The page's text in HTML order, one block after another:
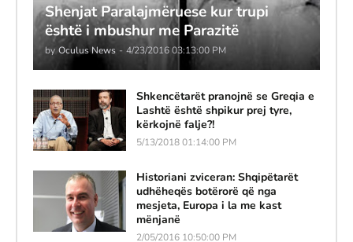
Shenjat Paralajmëruese kur trupi
është i mbushur me Parazitë
by Oculus News - 4/23/2016 03:13:00 PM
Shkencëtarët pranojnë se Greqia e
Lashtë është shpikur prej tyre,
kërkojnë falje?!
5/13/2018 01:14:00 PM
Historiani zviceran: Shqipëtarët
udhëheqës botërorë që nga
mesjeta, Europa i la me kast
mënjanë
2/05/2016 10:50:00 PM